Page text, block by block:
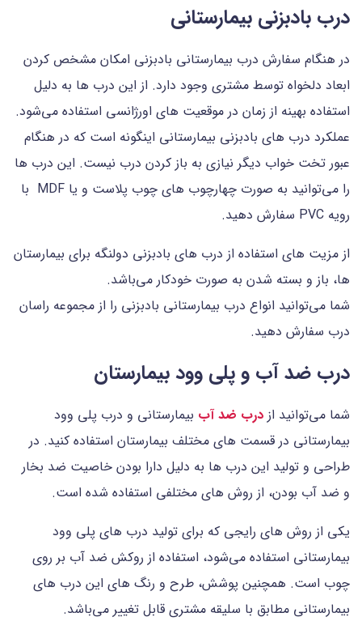
درب بادبزنی بیمارستانی
در هنگام سفارش درب بیمارستانی بادبزنی امکان مشخص کردن
ابعاد دلخواه توسط مشتری وجود دارد. از این درب ها به دلیل
استفاده بهینه از زمان در موقعیت های اورژانسی استفاده می‌شود.
عملکرد درب های بادبزنی بیمارستانی اینگونه است که در هنگام
عبور تخت خواب دیگر نیازی به باز کردن درب نیست. این درب ها
را می‌توانید به صورت چهارچوب های چوب پلاست و یا MDF با
رویه PVC سفارش دهید.
از مزیت های استفاده از درب های بادبزنی دولنگه برای بیمارستان
ها، باز و بسته شدن به صورت خودکار می‌باشد.
شما می‌توانید انواع درب بیمارستانی بادبزنی را از مجموعه راسان
درب سفارش دهید.
درب ضد آب و پلی وود بیمارستان
شما می‌توانید از درب ضد آب بیمارستانی و درب پلی وود
بیمارستانی در قسمت های مختلف بیمارستان استفاده کنید. در
طراحی و تولید این درب ها به دلیل دارا بودن خاصیت ضد بخار
و ضد آب بودن، از روش های مختلفی استفاده شده است.
یکی از روش های رایجی که برای تولید درب های پلی وود
بیمارستانی استفاده می‌شود، استفاده از روکش ضد آب بر روی
چوب است. همچنین پوشش، طرح و رنگ های این درب های
بیمارستانی مطابق با سلیقه مشتری قابل تغییر می‌باشد.